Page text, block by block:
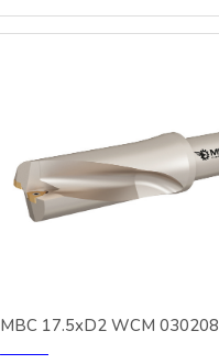
MBC 17.5xD2 WCM